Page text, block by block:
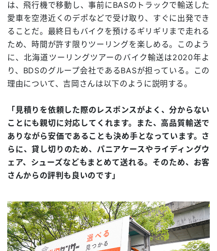
は、飛行機で移動し、事前にBASのトラックで輸送した
愛車を空港近くのデポなどで受け取り、すぐに出発でき
ることだ。最終日もバイクを預けるギリギリまで走れる
ため、時間が許す限りツーリングを楽しめる。このよう
に、北海道ツーリングツアーのバイク輸送は2020年よ
り、BDSのグループ会社であるBASが担っている。この
理由について、吉岡さんは以下のように説明する。
「見積りを依頼した際のレスポンスがよく、分からない
ことにも親切に対応してくれます。また、高品質輸送で
ありながら安価であることも決め手となっています。さ
らに、貸し切りのため、パニアケースやライディングウ
ェア、シューズなどもまとめて送れる。そのため、お客
さんからの評判も良いのです」